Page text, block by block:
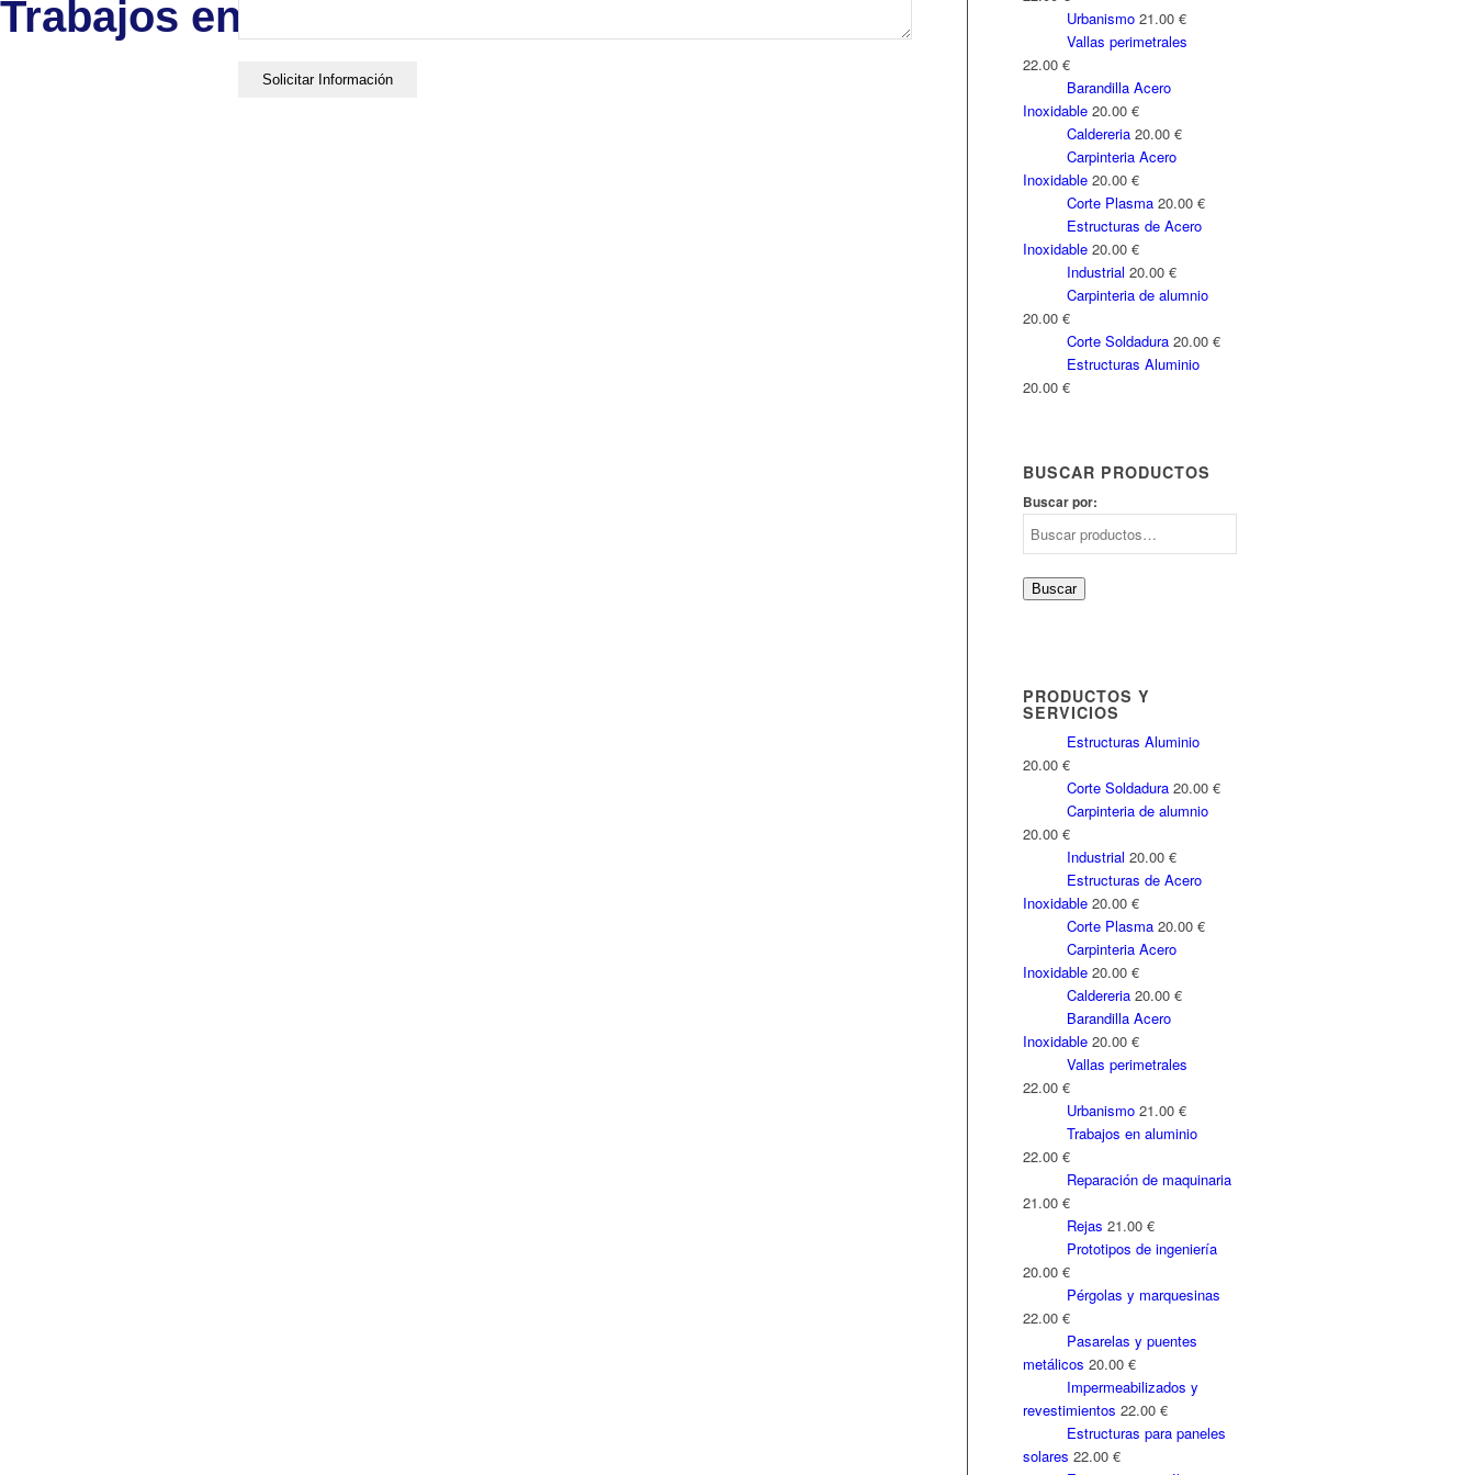
Trabajos en aluminio
Urbanismo 21.00€
Vallas perimetrales
22.00€
Barandilla Acero
Inoxidable 20.00€
Caldereria 20.00€
Carpinteria Acero
Inoxidable 20.00€
Corte Plasma 20.00€
Estructuras de Acero
Inoxidable 20.00€
Industrial 20.00€
Carpinteria de alumnio
20.00€
Corte Soldadura 20.00€
Estructuras Aluminio
20.00€
BUSCAR PRODUCTOS
Buscar por:
Buscar
PRODUCTOS Y
SERVICIOS
Estructuras Aluminio
20.00€
Corte Soldadura 20.00€
Carpinteria de alumnio
20.00€
Industrial 20.00€
Estructuras de Acero
Inoxidable 20.00€
Corte Plasma 20.00€
Carpinteria Acero
Inoxidable 20.00€
Caldereria 20.00€
Barandilla Acero
Inoxidable 20.00€
Vallas perimetrales
22.00€
Urbanismo 21.00€
Trabajos en aluminio
22.00€
Reparación de maquinaria
21.00€
Rejas 21.00€
Prototipos de ingeniería
20.00€
Pérgolas y marquesinas
22.00€
Pasarelas y puentes
metálicos 20.00€
Impermeabilizados y
revestimientos 22.00€
Estructuras para paneles
solares 22.00€